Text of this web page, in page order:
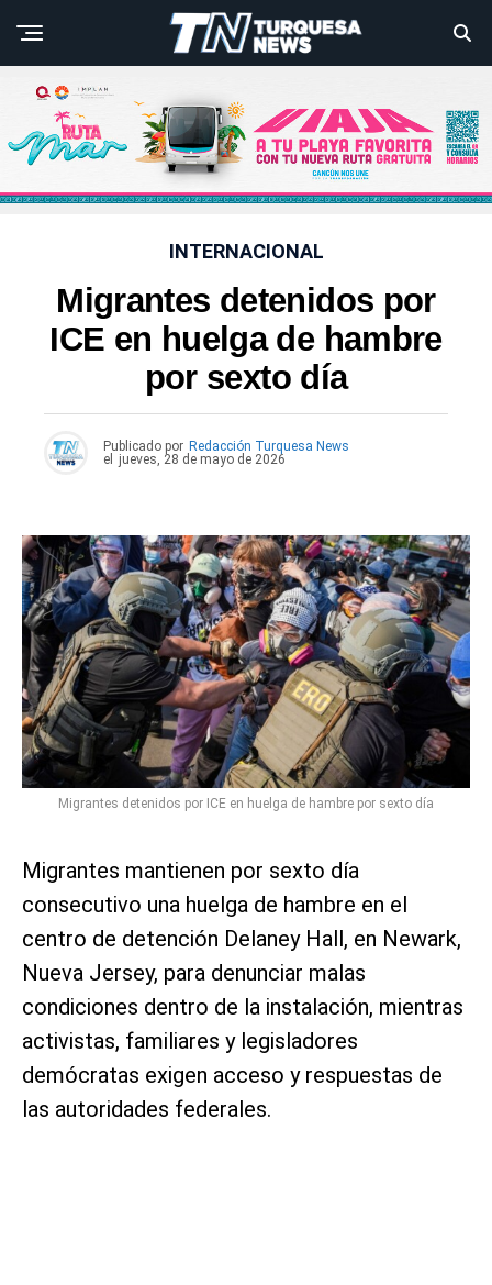
INTERNACIONAL
Migrantes detenidos por
ICE en huelga de hambre
por sexto día
Publicado por Redacción Turquesa News
el
jueves, 28 de mayo de 2026
Migrantes detenidos por ICE en huelga de hambre por sexto día
Migrantes mantienen por sexto día
consecutivo una huelga de hambre en el
centro de detención Delaney Hall, en Newark,
Nueva Jersey, para denunciar malas
condiciones dentro de la instalación, mientras
activistas, familiares y legisladores
demócratas exigen acceso y respuestas de
las autoridades federales.